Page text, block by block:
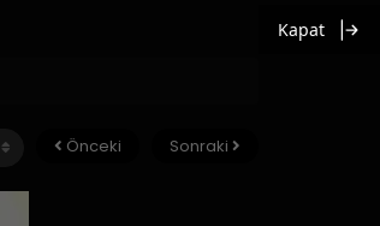
Önceki Sonraki
Kapat